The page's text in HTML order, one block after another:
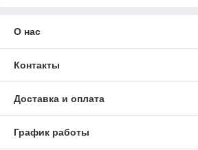
О нас
Контакты
Доставка и оплата
График работы